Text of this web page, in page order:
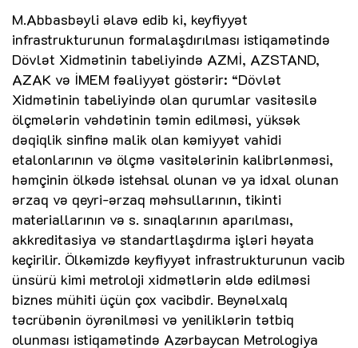
M.Abbasbəyli əlavə edib ki, keyfiyyət
infrastrukturunun formalaşdırılması istiqamətində
Dövlət Xidmətinin tabeliyində AZMİ, AZSTAND,
AZAK və İMEM fəaliyyət göstərir: “Dövlət
Xidmətinin tabeliyində olan qurumlar vasitəsilə
ölçmələrin vəhdətinin təmin edilməsi, yüksək
dəqiqlik sinfinə malik olan kəmiyyət vahidi
etalonlarının və ölçmə vasitələrinin kalibrlənməsi,
həmçinin ölkədə istehsal olunan və ya idxal olunan
ərzaq və qeyri-ərzaq məhsullarının, tikinti
materiallarının və s. sınaqlarının aparılması,
akkreditasiya və standartlaşdırma işləri həyata
keçirilir. Ölkəmizdə keyfiyyət infrastrukturunun vacib
ünsürü kimi metroloji xidmətlərin əldə edilməsi
biznes mühiti üçün çox vacibdir. Beynəlxalq
təcrübənin öyrənilməsi və yeniliklərin tətbiq
olunması istiqamətində Azərbaycan Metrologiya